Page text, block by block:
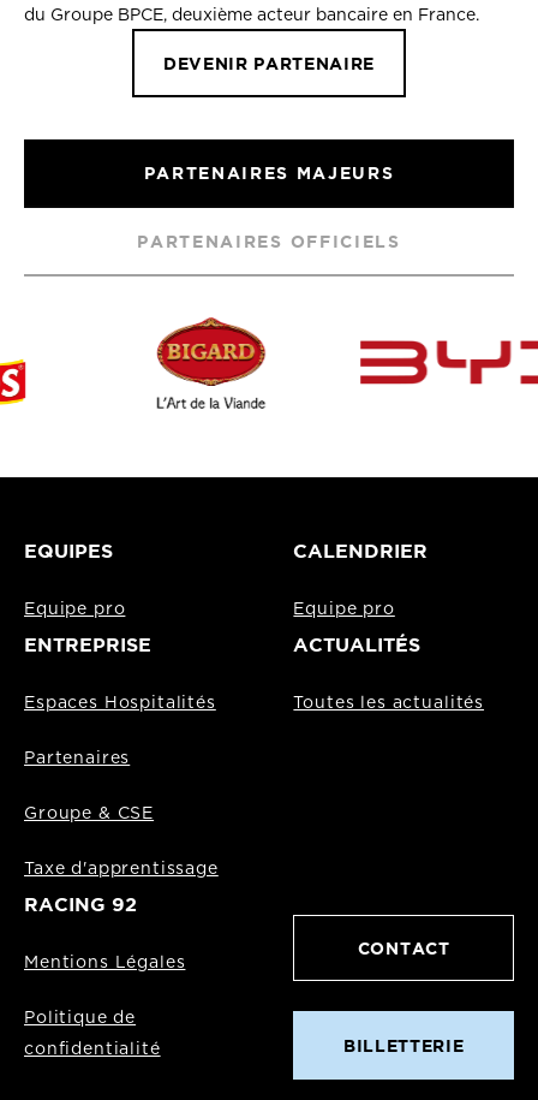
du Groupe BPCE, deuxième acteur bancaire en France.
DEVENIR PARTENAIRE
PARTENAIRES MAJEURS
PARTENAIRES OFFICIELS
EQUIPES
Equipe pro
CALENDRIER
Equipe pro
ENTREPRISE
Espaces Hospitalités
Partenaires
Groupe & CSE
Taxe d'apprentissage
ACTUALITÉS
Toutes les actualités
RACING 92
Mentions Légales
Politique de
confidentialité
CONTACT
BILLETTERIE